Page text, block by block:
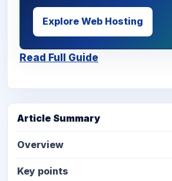
Explore Web Hosting
Read Full Guide
Article Summary
Overview
Key points